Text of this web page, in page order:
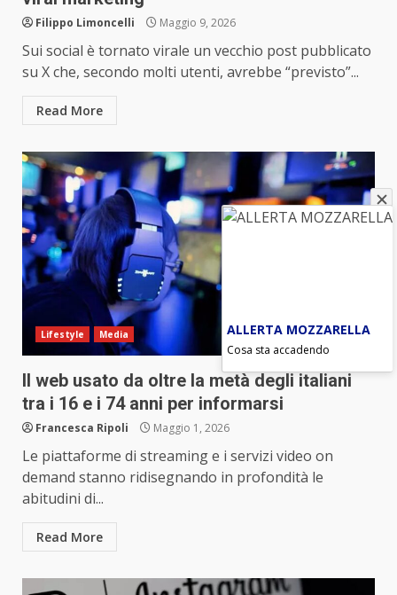
Filippo Limoncelli Maggio 9, 2026
Sui social è tornato virale un vecchio post pubblicato
su X che, secondo molti utenti, avrebbe “previsto”...
Read More
Lifestyle Media
Il web usato da oltre la metà degli italiani
tra i 16 e i 74 anni per informarsi
Francesca Ripoli Maggio 1, 2026
Le piattaforme di streaming e i servizi video on
demand stanno ridisegnando in profondità le
abitudini di...
Read More
ALLERTA MOZZARELLA
Cosa sta accadendo